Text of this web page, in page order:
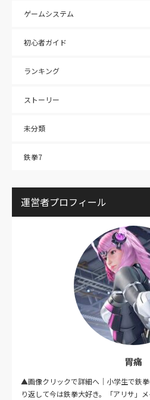
ゲームシステム
初心者ガイド
ランキング
ストーリー
未分類
鉄拳7
運営者プロフィール
胃痛
▲画像クリックで詳細へ｜小学生で鉄
り返して今は鉄拳大好き。「アリサ」